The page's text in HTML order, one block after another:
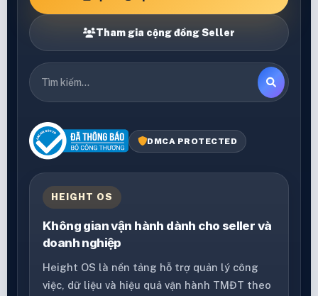
Tham gia cộng đồng Seller
DMCA PROTECTED
HEIGHT OS
Không gian vận hành dành cho seller và
doanh nghiệp
Height OS là nền tảng hỗ trợ quản lý công
việc, dữ liệu và hiệu quả vận hành TMĐT theo